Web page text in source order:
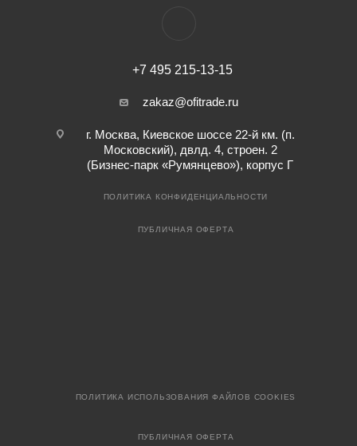
+7 495 215-13-15
zakaz@ofitrade.ru
г. Москва, Киевское шоссе 22-й км. (п.
Московский), двлд. 4, строен. 2
(Бизнес-парк «Румянцево»), корпус Г
ПОЛИТИКА КОНФИДЕНЦИАЛЬНОСТИ
ПУБЛИЧНАЯ ОФЕРТА
ПОЛИТИКА ИСПОЛЬЗОВАНИЯ ФАЙЛОВ COOKIES
ПУБЛИЧНАЯ ОФЕРТА